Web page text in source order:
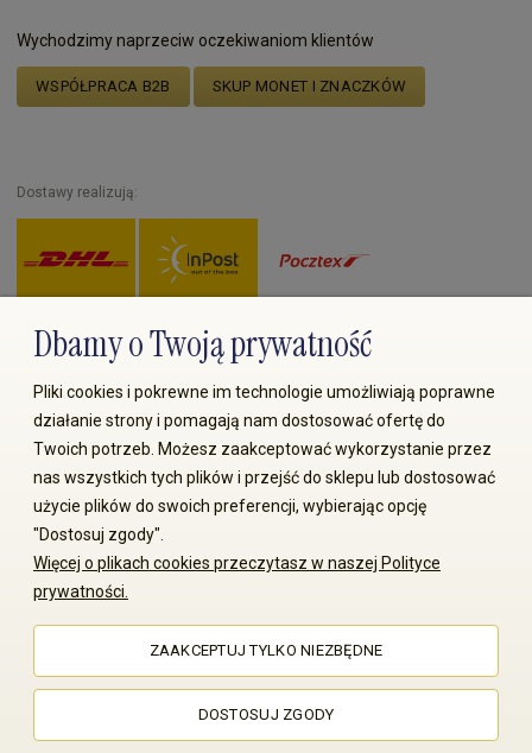
Wychodzimy naprzeciw oczekiwaniom klientów
WSPÓŁPRACA B2B SKUP MONET I ZNACZKÓW
Dostawy realizują:
Zapłać przez:
© 2008-2026 MS70.pl / Ms70 Sp. z o.o. Wszelkie prawa
zastrzeżone. Kopiowanie treści i zdjęć bez zgody właściciela
zabronione
Sklep internetowy Shoper Premium
Dbamy o Twoją prywatność
Pliki cookies i pokrewne im technologie umożliwiają poprawne
działanie strony i pomagają nam dostosować ofertę do
Twoich potrzeb. Możesz zaakceptować wykorzystanie przez
nas wszystkich tych plików i przejść do sklepu lub dostosować
użycie plików do swoich preferencji, wybierając opcję
"Dostosuj zgody".
Więcej o plikach cookies przeczytasz w naszej Polityce
prywatności.
ZAAKCEPTUJ TYLKO NIEZBĘDNE
DOSTOSUJ ZGODY